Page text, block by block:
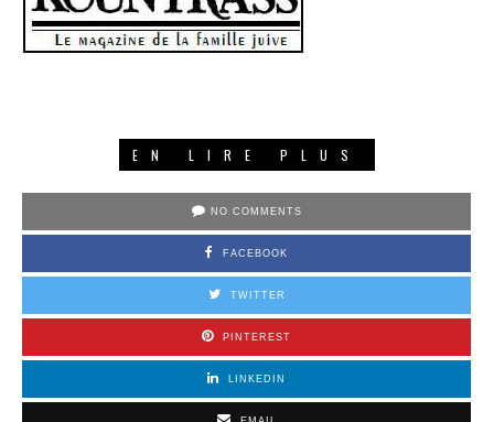
EN LIRE PLUS
NO COMMENTS
FACEBOOK
TWITTER
PINTEREST
LINKEDIN